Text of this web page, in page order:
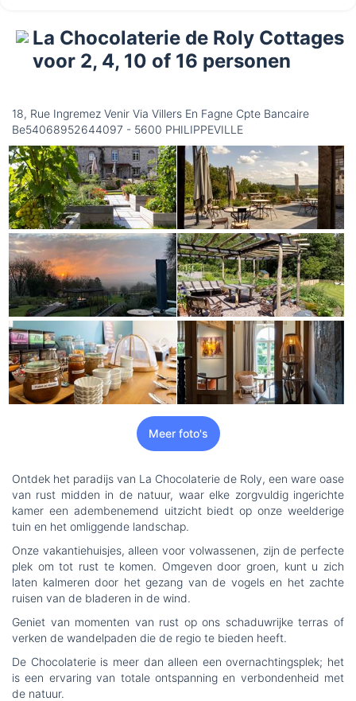
Vrijdag
14-8
beschikbaar
La Chocolaterie de Roly Cottages
voor 2, 4, 10 of 16 personen
18, Rue Ingremez Venir Via Villers En Fagne Cpte Bancaire
Be54068952644097 - 5600 PHILIPPEVILLE
Meer foto's
Ontdek het paradijs van La Chocolaterie de Roly, een ware oase
van rust midden in de natuur, waar elke zorgvuldig ingerichte
kamer een adembenemend uitzicht biedt op onze weelderige
tuin en het omliggende landschap.
Onze vakantiehuisjes, alleen voor volwassenen, zijn de perfecte
plek om tot rust te komen. Omgeven door groen, kunt u zich
laten kalmeren door het gezang van de vogels en het zachte
ruisen van de bladeren in de wind.
Geniet van momenten van rust op ons schaduwrijke terras of
verken de wandelpaden die de regio te bieden heeft.
De Chocolaterie is meer dan alleen een overnachtingsplek; het
is een ervaring van totale ontspanning en verbondenheid met
de natuur.